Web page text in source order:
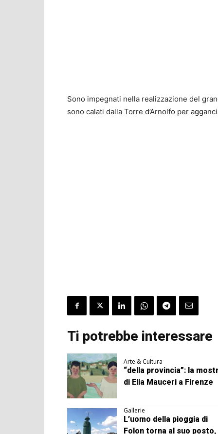
Sono impegnati nella realizzazione del
sono calati dalla Torre d’Arnolfo per
Ti potrebbe interessare
Arte & Cultura
“della provincia”: la
di Elia Mauceri a Firenze
Gallerie
L’uomo della pioggia di
Folon torna al suo posto,